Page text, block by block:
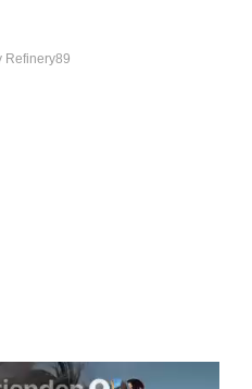
Refinery89